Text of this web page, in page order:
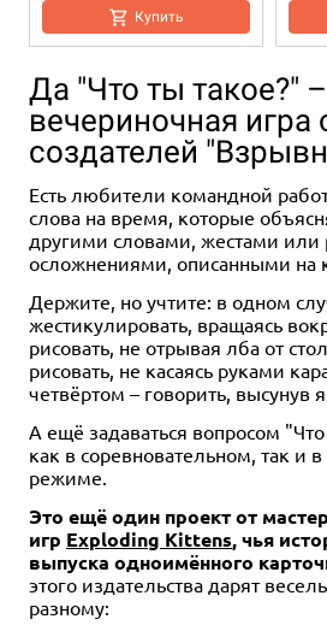
Купить
Цена скоро будет 0 ₽
Уведомить о наличии
Да "Что ты такое?"
вечериночная игра
создателей
Есть любители командной
слова на время, которые
другими словами, жестами или
осложнениями, описанными на
Держите, но учтите: в одном
жестикулировать, вращаясь
рисовать, не отрывая лба от
рисовать, не касаясь руками
четвёртом – говорить, высунув
А ещё задаваться вопросом
как в соревновательном, так и
режиме.
Это ещё один проект от
игр Exploding Kittens, чья
выпуска одноимённого
этого издательства дарят
разному: